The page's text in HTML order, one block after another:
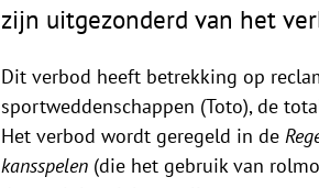
zijn uitgezonderd van het
Dit verbod heeft betrekking op
sportweddenschappen (Toto), de
Het verbod wordt geregeld in de
kansspelen (die het gebruik van